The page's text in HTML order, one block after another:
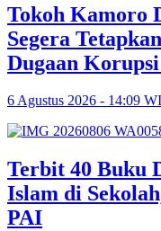
Tokoh Kamoro
Segera
Dugaan
6 Agustus 2026 - 14:09
Terbit 40 Buku
Islam di
PAI